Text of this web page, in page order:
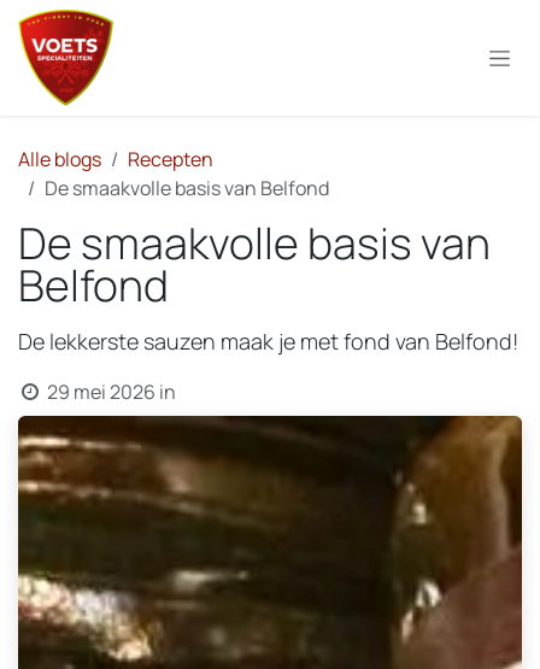
Overslaan naar inhoud
Alle blogs
Recepten
De smaakvolle basis van Belfond
De smaakvolle basis van
Belfond
De lekkerste sauzen maak je met fond van Belfond!
29 mei 2026 in